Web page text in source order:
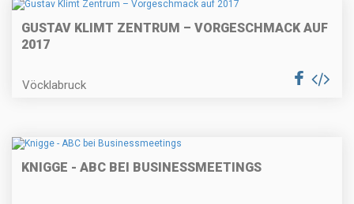
GUSTAV KLIMT ZENTRUM – VORGESCHMACK AUF
2017
Vöcklabruck
KNIGGE - ABC BEI BUSINESSMEETINGS